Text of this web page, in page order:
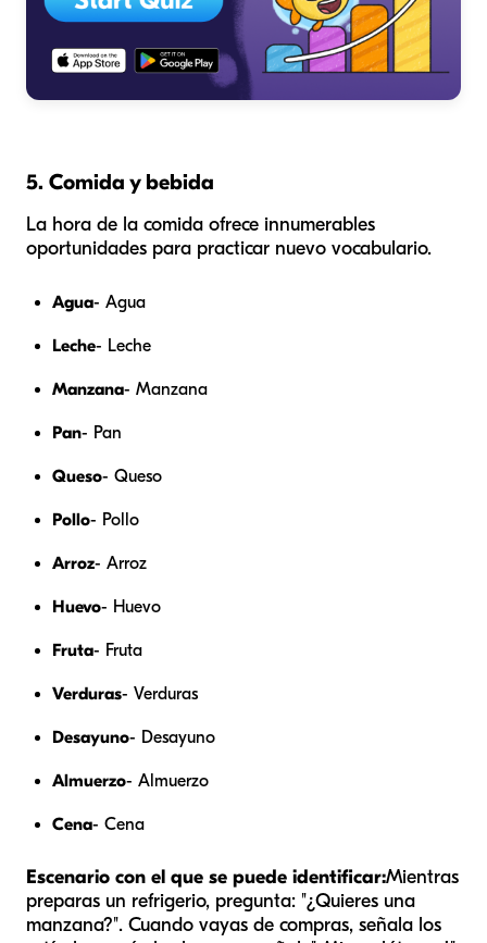
5. Comida y bebida
La hora de la comida ofrece innumerables
oportunidades para practicar nuevo vocabulario.
Agua- Agua
Leche- Leche
Manzana- Manzana
Pan- Pan
Queso- Queso
Pollo- Pollo
Arroz- Arroz
Huevo- Huevo
Fruta- Fruta
Verduras- Verduras
Desayuno- Desayuno
Almuerzo- Almuerzo
Cena- Cena
Escenario con el que se puede identificar:Mientras
preparas un refrigerio, pregunta: "¿Quieres una
manzana?". Cuando vayas de compras, señala los